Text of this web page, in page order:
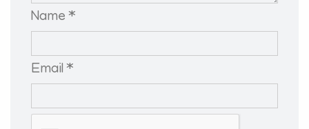
Name *
Email *